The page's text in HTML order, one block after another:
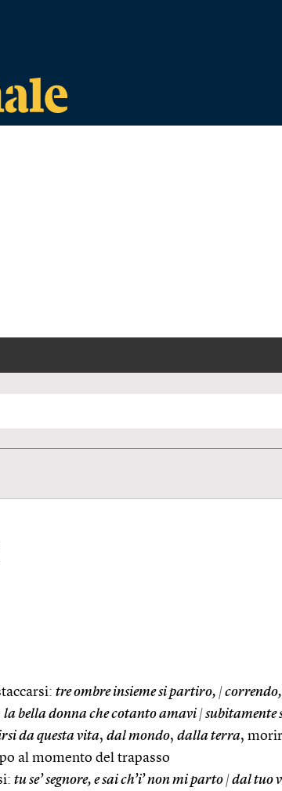
tre ombre insieme si partiro, |
la bella donna che cotanto amavi |subitamente
da questa vita, dal mondo, dalla terra,
al momento del trapasso
tu se’ segnore, e sai ch’i’ non mi parto |dal tuo